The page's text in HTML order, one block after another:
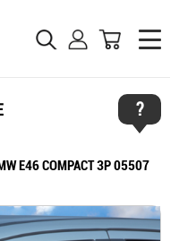
?
E46 COMPACT 3P 05507